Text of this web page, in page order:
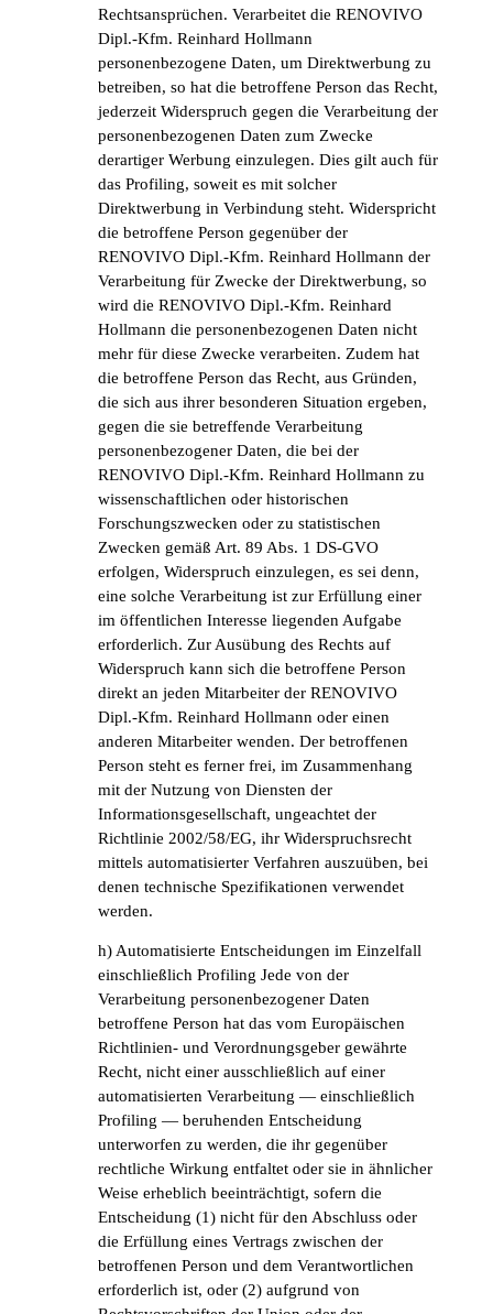
Rechtsansprüchen. Verarbeitet die RENOVIVO
Dipl.-Kfm. Reinhard Hollmann
personenbezogene Daten, um Direktwerbung zu
betreiben, so hat die betroffene Person das Recht,
jederzeit Widerspruch gegen die Verarbeitung der
personenbezogenen Daten zum Zwecke
derartiger Werbung einzulegen. Dies gilt auch für
das Profiling, soweit es mit solcher
Direktwerbung in Verbindung steht. Widerspricht
die betroffene Person gegenüber der
RENOVIVO Dipl.-Kfm. Reinhard Hollmann der
Verarbeitung für Zwecke der Direktwerbung, so
wird die RENOVIVO Dipl.-Kfm. Reinhard
Hollmann die personenbezogenen Daten nicht
mehr für diese Zwecke verarbeiten. Zudem hat
die betroffene Person das Recht, aus Gründen,
die sich aus ihrer besonderen Situation ergeben,
gegen die sie betreffende Verarbeitung
personenbezogener Daten, die bei der
RENOVIVO Dipl.-Kfm. Reinhard Hollmann zu
wissenschaftlichen oder historischen
Forschungszwecken oder zu statistischen
Zwecken gemäß Art. 89 Abs. 1 DS-GVO
erfolgen, Widerspruch einzulegen, es sei denn,
eine solche Verarbeitung ist zur Erfüllung einer
im öffentlichen Interesse liegenden Aufgabe
erforderlich. Zur Ausübung des Rechts auf
Widerspruch kann sich die betroffene Person
direkt an jeden Mitarbeiter der RENOVIVO
Dipl.-Kfm. Reinhard Hollmann oder einen
anderen Mitarbeiter wenden. Der betroffenen
Person steht es ferner frei, im Zusammenhang
mit der Nutzung von Diensten der
Informationsgesellschaft, ungeachtet der
Richtlinie 2002/58/EG, ihr Widerspruchsrecht
mittels automatisierter Verfahren auszuüben, bei
denen technische Spezifikationen verwendet
werden.
h) Automatisierte Entscheidungen im Einzelfall
einschließlich Profiling Jede von der
Verarbeitung personenbezogener Daten
betroffene Person hat das vom Europäischen
Richtlinien- und Verordnungsgeber gewährte
Recht, nicht einer ausschließlich auf einer
automatisierten Verarbeitung — einschließlich
Profiling — beruhenden Entscheidung
unterworfen zu werden, die ihr gegenüber
rechtliche Wirkung entfaltet oder sie in ähnlicher
Weise erheblich beeinträchtigt, sofern die
Entscheidung (1) nicht für den Abschluss oder
die Erfüllung eines Vertrags zwischen der
betroffenen Person und dem Verantwortlichen
erforderlich ist, oder (2) aufgrund von